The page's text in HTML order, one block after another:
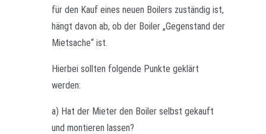
für den Kauf eines neuen Boilers zuständig ist,
hängt davon ab, ob der Boiler „Gegenstand der
Mietsache“ ist.
Hierbei sollten folgende Punkte geklärt
werden:
a) Hat der Mieter den Boiler selbst gekauft
und montieren lassen?